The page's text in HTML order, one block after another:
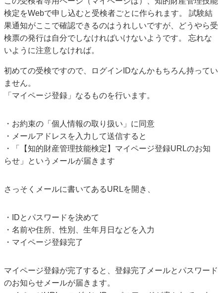
検定をWebで申し込むと受検者ごとに作られます。 試験結
果通知がここで確認できるのはうれしいですが、どうやら受
検票の発行は自分でしなければいけないようです。 忘れな
いように注意しなければ。
初めての受検ですので、ログインIDなんかもちろん持ってい
ません。
「マイページ登録」なるものを行います。
・お約束の「個人情報の取り扱い」に同意
・メールアドレスを入力して送信すると
・「【知的財産管理技能検定】マイページ登録URLのお知
らせ」というメールが届きます
さっそくメールに書いてあるURLを開き、
・IDとパスワードを決めて
・名前や住所、性別、生年月日などを入力
・マイページ登録完了
マイページ登録が完了すると、登録完了メールとパスワード
のお知らせメールが届きます。